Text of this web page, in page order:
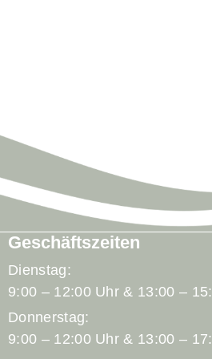
Geschäftszeiten
Dienstag:
9:00 – 12:00 Uhr & 13:00 –
Donnerstag:
9:00 – 12:00 Uhr & 13:00 –